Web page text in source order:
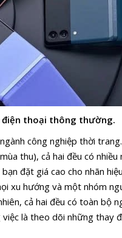
điện thoại thông thường.
công nghiệp thời trang.
thu), cả hai đều có nhiều
đặt giá cao cho nhãn
xu hướng và một nhóm
cả hai đều có toàn bộ
việc là theo dõi những thay